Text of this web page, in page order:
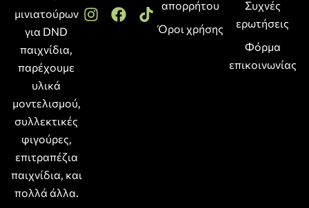
μινιατούρων
για DND
παιχνίδια,
παρέχουμε
υλικά
μοντελισμού,
συλλεκτικές
φιγούρες,
επιτραπέζια
παιχνίδια, και
πολλά άλλα.
απορρήτου
Όροι χρήσης
Συχνές
ερωτήσεις
Φόρμα
επικοινωνίας